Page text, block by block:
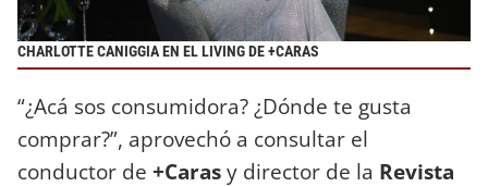
CHARLOTTE CANIGGIA EN EL LIVING DE +CARAS
“¿Acá sos consumidora? ¿Dónde te gusta
comprar?”, aprovechó a consultar el
conductor de +Carasy director de la Revista